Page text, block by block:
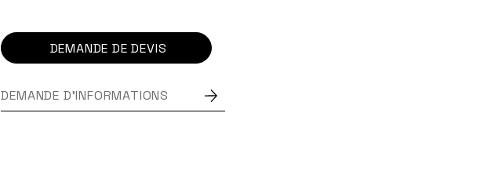
DEMANDE DE DEVIS
DEMANDE D'INFORMATIONS